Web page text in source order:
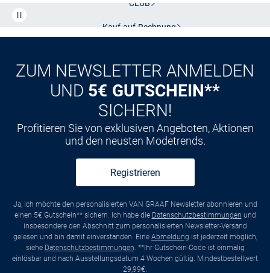
CLUB
Kauf auf Rechnung
ZUM NEWSLETTER ANMELDEN
UND 5€ GUTSCHEIN**
SICHERN!
Profitieren Sie von exklusiven Angeboten, Aktionen
und den neusten Modetrends.
Registrieren
Ja, ich möchte den personalisierten VAN GRAAF Newsletter abonnieren und
einen 5€ Gutschein** sichern. Ich habe die Datenschutzbestimmungen und
insbesondere den Abschnitt zum personalisierten Newsletter-Versand
gelesen und bin damit einverstanden. Eine Abmeldung ist jederzeit möglich,
siehe Datenschutzbestimmungen. **Ihr Gutschein-Code ist einmalig
einlösbar und nach Ausstellungsdatum 4 Wochen gültig. Mindestbestellwert
29,99€.